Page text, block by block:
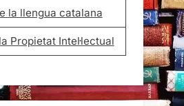
la llengua catalana
Propietat Intel·lectual